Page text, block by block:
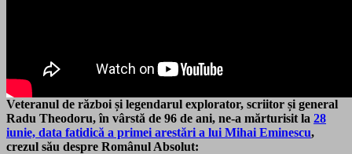
Veteranul de război și legendarul explorator, scriitor și general
Radu Theodoru, în vârstă de 96 de ani, ne-a mărturisit la 28
iunie, data fatidică a primei arestări a lui Mihai Eminescu,
crezul său despre Românul Absolut: